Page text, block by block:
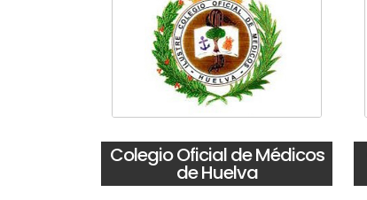
Colegio Oficial de Médicos
de Huelva